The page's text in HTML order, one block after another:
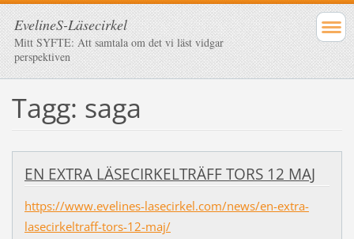
EvelineS-Läsecirkel
Mitt SYFTE: Att samtala om det vi läst vidgar
perspektiven
Tagg: saga
EN EXTRA LÄSECIRKELTRÄFF TORS 12 MAJ
https://www.evelines-lasecirkel.com/news/en-extra-
lasecirkeltraff-tors-12-maj/